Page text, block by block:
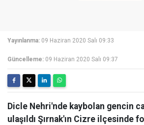
Yayınlanma: 09 Haziran 2020 Salı 09:33
Güncelleme: 09 Haziran 2020 Salı 09:37
Dicle Nehri'nde kaybolan gencin
ulaşıldı Şırnak'ın Cizre ilçesinde